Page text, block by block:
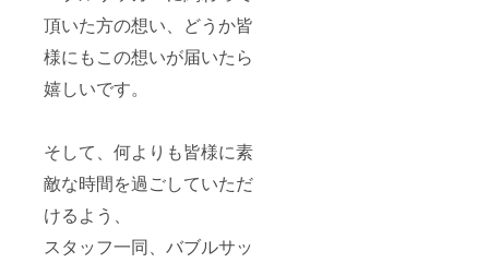
頂いた方の想い、どうか皆
様にもこの想いが届いたら
嬉しいです。
そして、何よりも皆様に素
敵な時間を過ごしていただ
けるよう、
スタッフ一同、バブルサッ